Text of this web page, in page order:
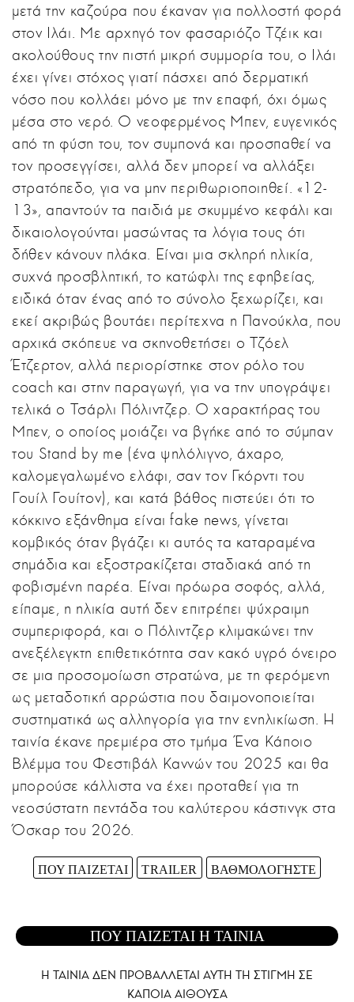
μετά την καζούρα που έκαναν για πολλοστή φορά
στον Ιλάι. Με αρχηγό τον φασαριόζο Τζέικ και
ακολούθους την πιστή μικρή συμμορία του, ο Ιλάι
έχει γίνει στόχος γιατί πάσχει από δερματική
νόσο που κολλάει μόνο με την επαφή, όχι όμως
μέσα στο νερό. Ο νεοφερμένος Μπεν, ευγενικός
από τη φύση του, τον συμπονά και προσπαθεί να
τον προσεγγίσει, αλλά δεν μπορεί να αλλάξει
στρατόπεδο, για να μην περιθωριοποιηθεί. «12-
13», απαντούν τα παιδιά με σκυμμένο κεφάλι και
δικαιολογούνται μασώντας τα λόγια τους ότι
δήθεν κάνουν πλάκα. Είναι μια σκληρή ηλικία,
συχνά προσβλητική, το κατώφλι της εφηβείας,
ειδικά όταν ένας από το σύνολο ξεχωρίζει, και
εκεί ακριβώς βουτάει περίτεχνα η Πανούκλα, που
αρχικά σκόπευε να σκηνοθετήσει ο Τζόελ
Έτζερτον, αλλά περιορίστηκε στον ρόλο του
coach και στην παραγωγή, για να την υπογράψει
τελικά ο Τσάρλι Πόλιντζερ. Ο χαρακτήρας του
Μπεν, ο οποίος μοιάζει να βγήκε από το σύμπαν
του Stand by me (ένα ψηλόλιγνο, άχαρο,
καλομεγαλωμένο ελάφι, σαν τον Γκόρντι του
Γουίλ Γουίτον), και κατά βάθος πιστεύει ότι το
κόκκινο εξάνθημα είναι fake news, γίνεται
κομβικός όταν βγάζει κι αυτός τα καταραμένα
σημάδια και εξοστρακίζεται σταδιακά από τη
φοβισμένη παρέα. Είναι πρόωρα σοφός, αλλά,
είπαμε, η ηλικία αυτή δεν επιτρέπει ψύχραιμη
συμπεριφορά, και ο Πόλιντζερ κλιμακώνει την
ανεξέλεγκτη επιθετικότητα σαν κακό υγρό όνειρο
σε μια προσομοίωση στρατώνα, με τη φερόμενη
ως μεταδοτική αρρώστια που δαιμονοποιείται
συστηματικά ως αλληγορία για την ενηλικίωση. Η
ταινία έκανε πρεμιέρα στο τμήμα Ένα Κάποιο
Βλέμμα του Φεστιβάλ Καννών του 2025 και θα
μπορούσε κάλλιστα να έχει προταθεί για τη
νεοσύστατη πεντάδα του καλύτερου κάστινγκ στα
Όσκαρ του 2026.
ΠΟΥ ΠΑΙΖΕΤΑΙ TRAILER ΒΑΘΜΟΛΟΓΗΣΤΕ
ΠΟΥ ΠΑΙΖΕΤΑΙ Η ΤΑΙΝΙΑ
Η ΤΑΙΝΙΑ ΔΕΝ ΠΡΟΒΑΛΛΕΤΑΙ AYTH ΤΗ ΣΤΙΓΜΗ ΣΕ
ΚΑΠΟΙΑ ΑΙΘΟΥΣΑ